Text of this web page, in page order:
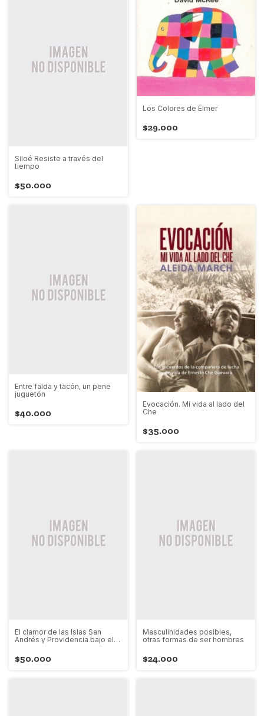
Siloé Resiste a través del
tiempo
$50.000
Los Colores de Élmer
$29.000
Entre falda y tacón, un pene
juguetón
$40.000
Evocación. Mi vida al lado del
Che
$35.000
El clamor de las Islas San
Andrés y Providencia bajo el
$50.000
Masculinidades posibles,
otras formas de ser hombres
$24.000